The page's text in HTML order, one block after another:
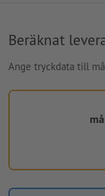
Beräknat
Ange tryckdata till